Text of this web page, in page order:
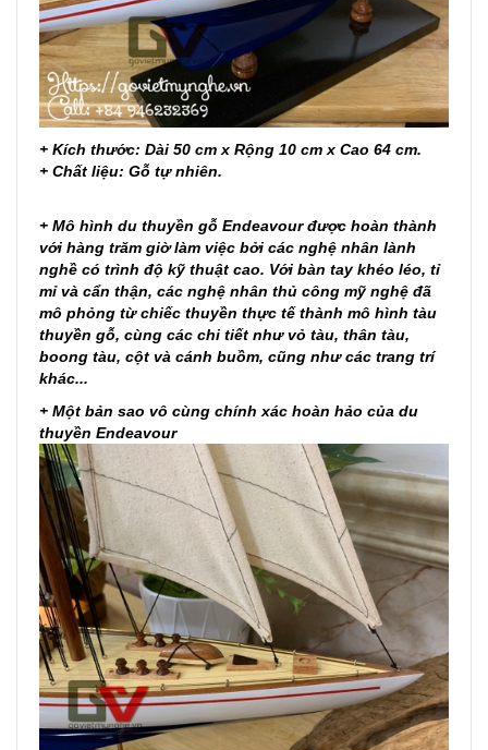
+ Kích thước: Dài 50 cm x Rộng 10 cm x Cao 64 cm.
+ Chất liệu: Gỗ tự nhiên.
+ Mô hình du thuyền gỗ Endeavour được hoàn thành
với hàng trăm giờ làm việc bởi các nghệ nhân lành
nghề có trình độ kỹ thuật cao. Với bàn tay khéo léo, tỉ
mỉ và cẩn thận, các nghệ nhân thủ công mỹ nghệ đã
mô phỏng từ chiếc thuyền thực tế thành mô hình tàu
thuyền gỗ, cùng các chi tiết như vỏ tàu, thân tàu,
boong tàu, cột và cánh buồm, cũng như các trang trí
khác...
+ Một bản sao vô cùng chính xác hoàn hảo của du
thuyền Endeavour